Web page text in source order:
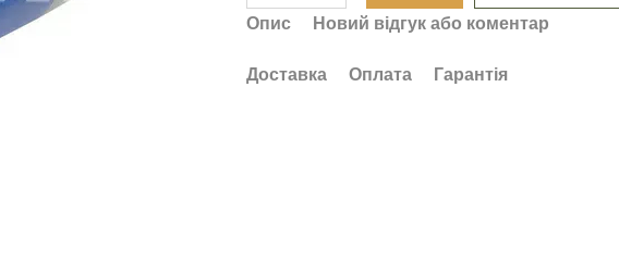
Опис Новий відгук або коментар
Доставка Оплата Гарантія